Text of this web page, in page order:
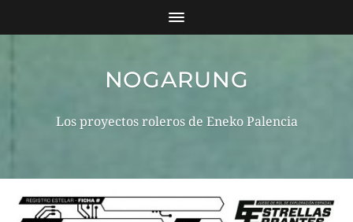
NOGARUNG
Los proyectos roleros de Eneko Palencia